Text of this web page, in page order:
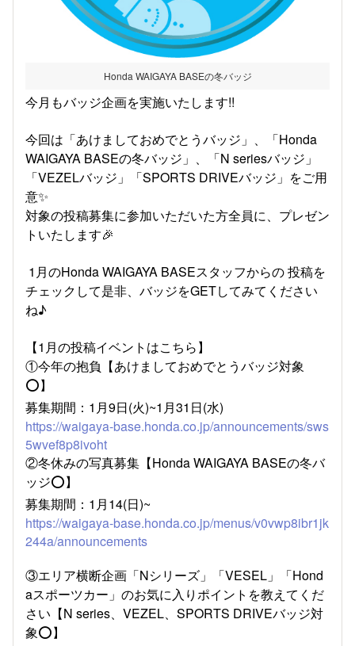
Honda WAIGAYA BASEの冬バッジ
今月もバッジ企画を実施いたします!!
今回は「あけましておめでとうバッジ」、「Honda
WAIGAYA BASEの冬バッジ」、「N seriesバッジ」
「VEZELバッジ」「SPORTS DRIVEバッジ」をご用
意✨
対象の投稿募集に参加いただいた方全員に、プレゼン
トいたします🎉
​ 1月のHonda WAIGAYA BASEスタッフからの 投稿を
チェックして是非、バッジをGETしてみてください
ね♪ ​​
【1月の投稿イベントはこちら】
①今年の抱負【あけましておめでとうバッジ対象
⭕️】​
募集期間：1月9日(火)~1月31日(水)​
https://waigaya-base.honda.co.jp/announcements/sws
5wvef8p8ivoht
②冬休みの写真募集【Honda WAIGAYA BASEの冬バ
ッジ⭕️】
募集期間：1月14(日)~
https://waigaya-base.honda.co.jp/menus/v0vwp8ibr1jk
244a/announcements
③エリア横断企画「Nシリーズ」「VESEL」「Hond
aスポーツカー」のお気に入りポイントを教えてくだ
さい【N series、VEZEL、SPORTS DRIVEバッジ対
象⭕️】